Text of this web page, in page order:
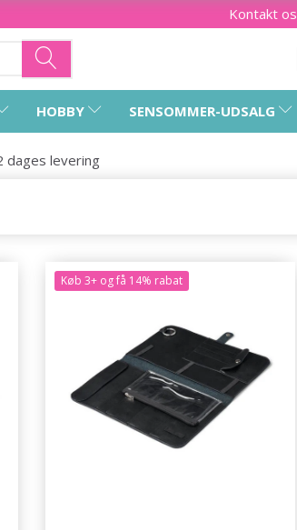
Kontakt os
HOBBY SENSOMMER-UDSALG
levering
Køb 3+ og få 14% rabat